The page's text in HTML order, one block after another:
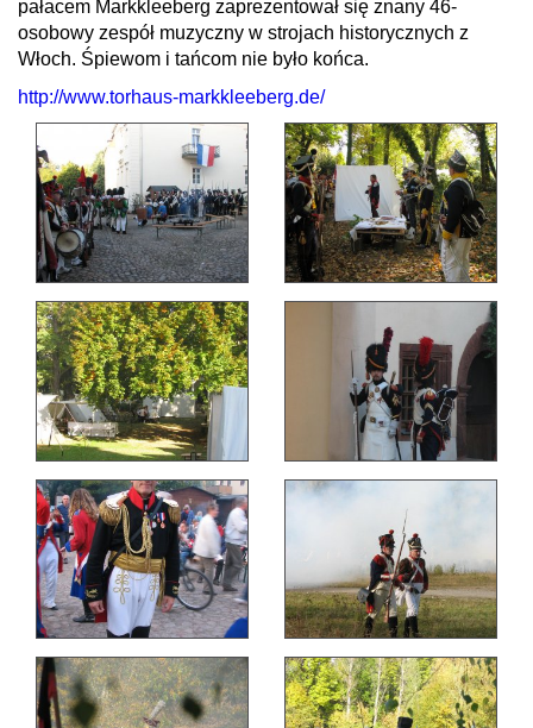
pałacem Markkleeberg zaprezentował się znany 46-
osobowy zespół muzyczny w strojach historycznych z
Włoch. Śpiewom i tańcom nie było końca.
http://www.torhaus-markkleeberg.de/